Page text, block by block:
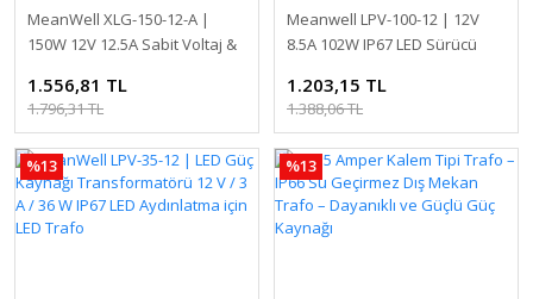
MeanWell XLG-150-12-A |
150W 12V 12.5A Sabit Voltaj &
1.556,81 TL
1.796,31 TL
Meanwell LPV-100-12 | 12V
8.5A 102W IP67 LED Sürücü
LED Aydınlatma için LED Trafo
1.203,15 TL
1.388,06 TL
%13 %13